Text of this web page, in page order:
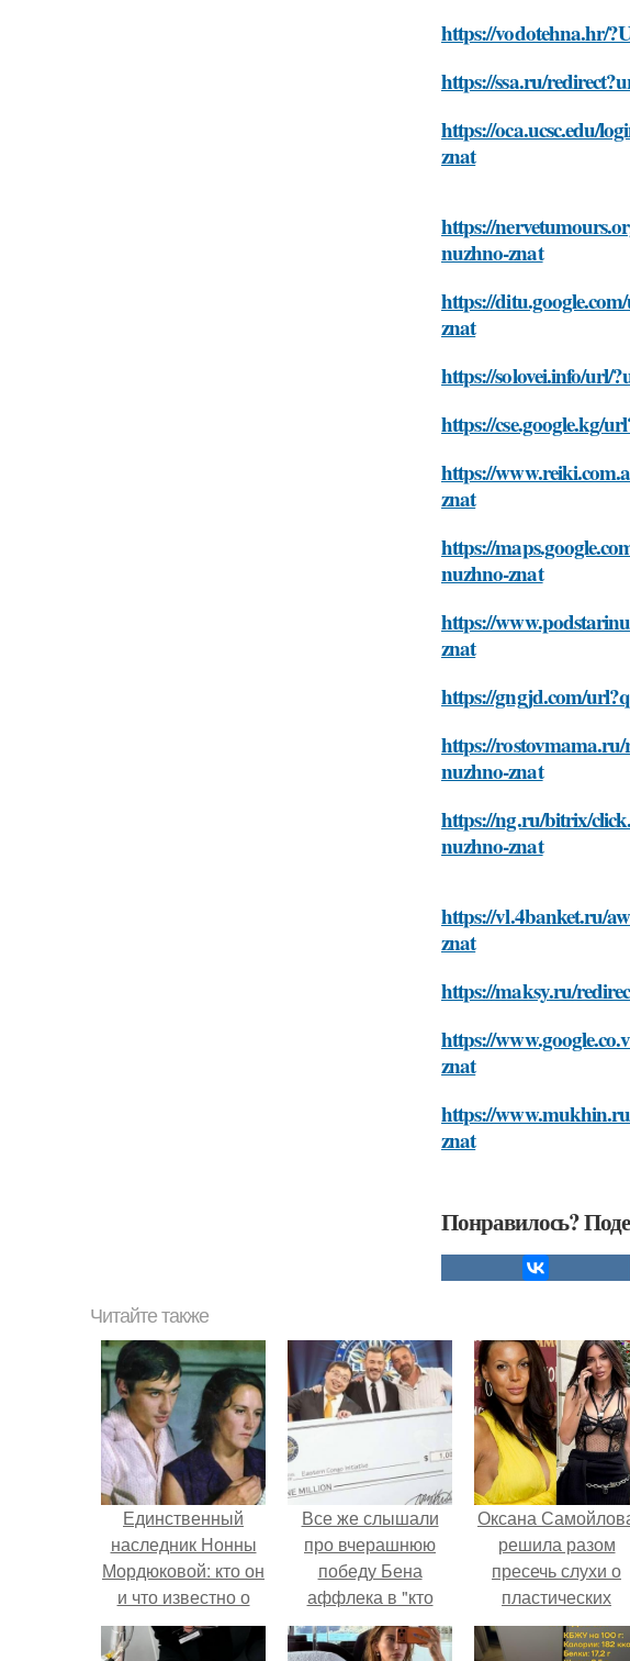
https://vodotehna.hr/
https://ssa.ru/
https://oca.ucsc.edu/
znat
https://
nuzhno-znat
https://
znat
https://solovei.info/url/
https://cse.google.kg/
https://
znat
https://
nuzhno-znat
https://
znat
https://gngjd.com/
https://
nuzhno-znat
https://ng.ru/bitrix/
nuzhno-znat
https://vl.4banket.ru/
znat
https://maksy.ru/
https://
znat
https://
znat
Понравилось?
Читайте также
Единственный
наследник Нонны
Мордюковой: кто он
и что известно о
нем
Все же слышали
про вчерашнюю
победу Бена
аффлека в "кто
хочет стать
миллионером?
Оксана
решила разом
пресечь слухи о
пластических
операциях и
публично